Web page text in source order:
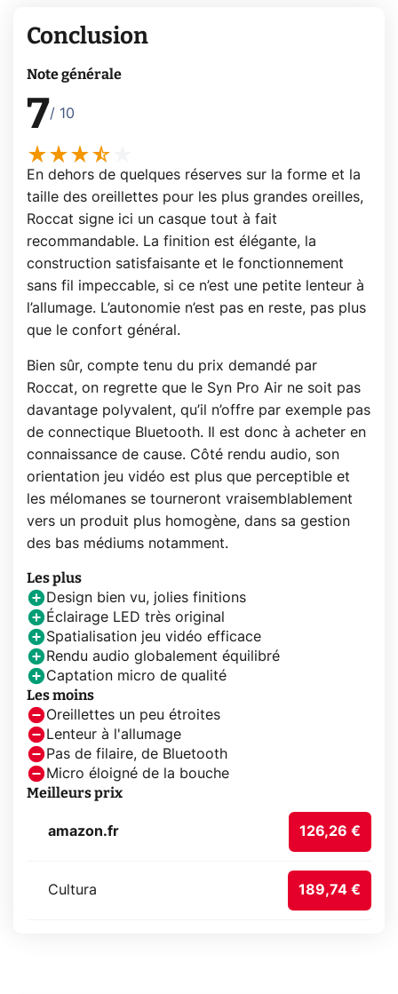
Conclusion
Note générale
7/ 10
En dehors de quelques réserves sur la forme et la
taille des oreillettes pour les plus grandes oreilles,
Roccat signe ici un casque tout à fait
recommandable. La finition est élégante, la
construction satisfaisante et le fonctionnement
sans fil impeccable, si ce n’est une petite lenteur à
l’allumage. L’autonomie n’est pas en reste, pas plus
que le confort général.
Bien sûr, compte tenu du prix demandé par
Roccat, on regrette que le Syn Pro Air ne soit pas
davantage polyvalent, qu’il n’offre par exemple pas
de connectique Bluetooth. Il est donc à acheter en
connaissance de cause. Côté rendu audio, son
orientation jeu vidéo est plus que perceptible et
les mélomanes se tourneront vraisemblablement
vers un produit plus homogène, dans sa gestion
des bas médiums notamment.
Les plus
Design bien vu, jolies finitions
Éclairage LED très original
Spatialisation jeu vidéo efficace
Rendu audio globalement équilibré
Captation micro de qualité
Les moins
Oreillettes un peu étroites
Lenteur à l'allumage
Pas de filaire, de Bluetooth
Micro éloigné de la bouche
Meilleurs prix
amazon.fr 126,26 €
Cultura 189,74 €